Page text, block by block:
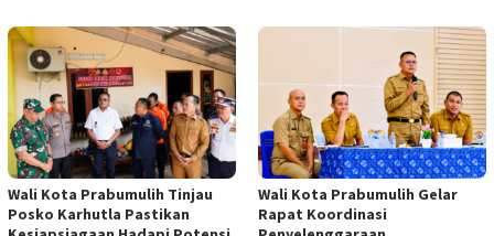
Wali Kota Prabumulih Tinjau
Posko Karhutla Pastikan
Wali Kota Prabumulih Gelar
Rapat Koordinasi